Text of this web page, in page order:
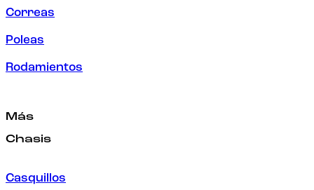
Correas
Poleas
Rodamientos
Más
Chasis
Casquillos